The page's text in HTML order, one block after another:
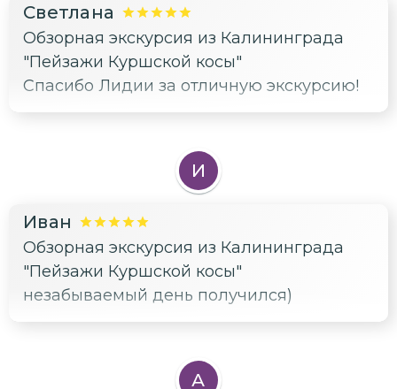
Светлана
Обзорная экскурсия из Калининграда
"Пейзажи Куршской косы"
Спасибо Лидии за отличную экскурсию!
И
Иван
Обзорная экскурсия из Калининграда
"Пейзажи Куршской косы"
незабываемый день получился)
А